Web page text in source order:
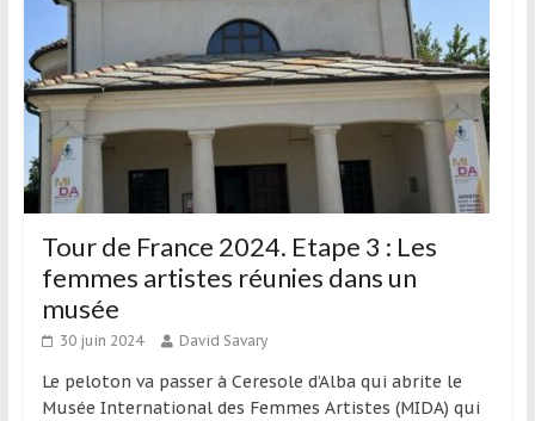
Tour de France 2024. Etape 3 : Les
femmes artistes réunies dans un
musée
30 juin 2024 David Savary
Le peloton va passer à Ceresole d’Alba qui abrite le
Musée International des Femmes Artistes (MIDA) qui